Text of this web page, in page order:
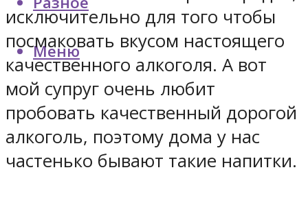
Меню
исключительно для того чтобы
посмаковать вкусом настоящего
качественного алкоголя. А вот
мой супруг очень любит
пробовать качественный дорогой
алкоголь, поэтому дома у нас
частенько бывают такие напитки.